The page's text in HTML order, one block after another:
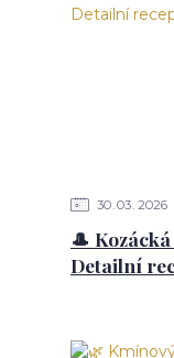
30 03 2026
🎩
Detailní